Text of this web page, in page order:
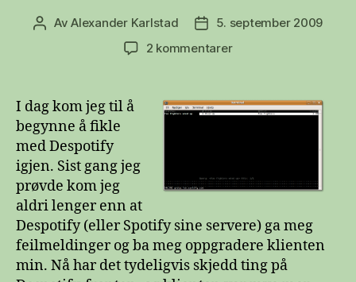
Innleggsforfatter
AvAlexander Karlstad Publiseringsdato
5. september 2009
2 kommentarertil
Ubuntu
I dag kom jeg til å
begynne å fikle
med Despotify
igjen. Sist gang jeg
prøvde kom jeg
aldri lenger enn at
Despotify (eller Spotify sine servere) ga meg
feilmeldinger og ba meg oppgradere klienten
min. Nå har det tydeligvis skjedd ting på